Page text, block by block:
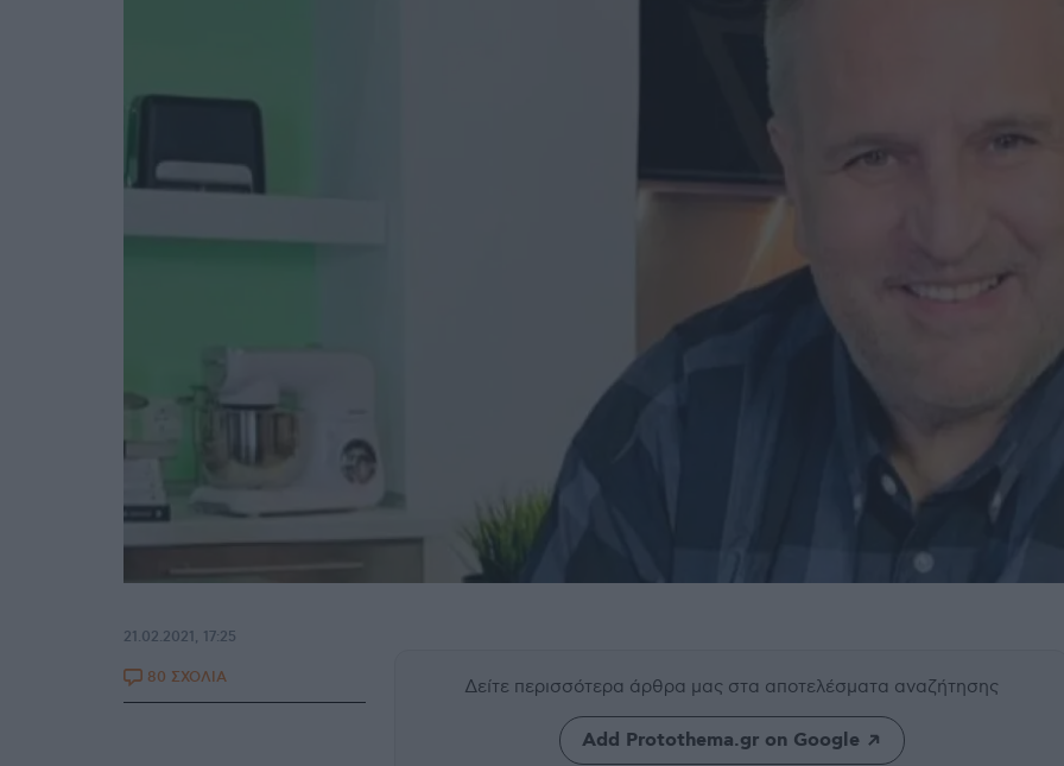
Δείτε περισσότερα άρθρα μας στα αποτελέσματα αναζήτησης
Add Protothema.gr on Google
21.02.2021, 17:25
80 ΣΧΟΛΙΑ